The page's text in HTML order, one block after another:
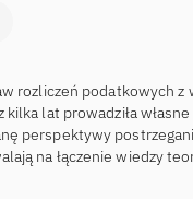
rozliczeń podatkowych
lat prowadziła
perspektywy
na łączenie wiedzy